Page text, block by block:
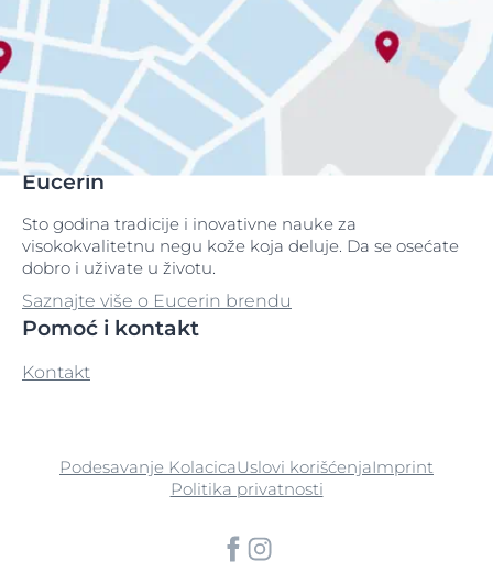
Eucerin
Sto godina tradicije i inovativne nauke za
visokokvalitetnu negu kože koja deluje. Da se osećate
dobro i uživate u životu.
Saznajte više o Eucerin brendu
Pomoć i kontakt
Kontakt
Podesavanje KolacicaUslovi korišćenjaImprint
Politika privatnosti